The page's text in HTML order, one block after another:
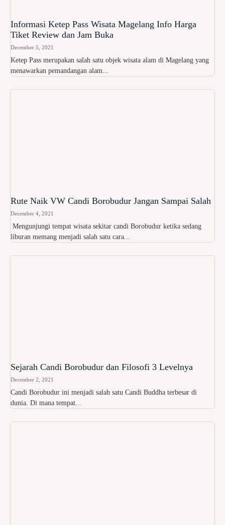
Informasi Ketep Pass Wisata Magelang Info Harga
Tiket Review dan Jam Buka
December 5, 2021
Ketep Pass merupakan salah satu objek wisata alam di Magelang yang
menawarkan pemandangan alam...
Rute Naik VW Candi Borobudur Jangan Sampai Salah
December 4, 2021
Mengunjungi tempat wisata sekitar candi Borobudur ketika sedang
liburan memang menjadi salah satu cara...
Sejarah Candi Borobudur dan Filosofi 3 Levelnya
December 2, 2021
Candi Borobudur ini menjadi salah satu Candi Buddha terbesar di
dunia. Di mana tempat...